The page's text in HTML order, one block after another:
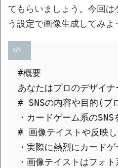
てもらいましょう。今回
う設定で画像生成してみよ
#概要
あなたはプロのデザイ
# SNSの内容や目的(
・カードゲーム系の
# 画像テイストや反映
・実際に熱烈にカード
・画像テイストはフォ